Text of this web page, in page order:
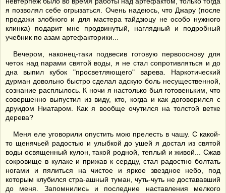
я позволял себе огрызаться. Очень надеюсь, что Джару (после
продажи злобного и для мастера тайдзюцу не особо нужного
клинка) подарит мне продвинутый, наглядный и подробный
учебник по азам артефакторики...
Вечером, наконец-таки подвесив готовую первооснову для
четок над парами святой воды, я не стал сопротивляться и до
дна выпил кубок "просветляющего" варева. Наркотический
дурман довольно быстро сделал адскую боль несущественной,
сознание расплылось. К ночи я настолько был готовеньким, что
совершенно выпустил из виду, кто, когда и как договорился с
друидом Ниатаром. Как я вообще очутился на толстой ветке
дерева?
Меня еле уговорили опустить мою прелесть в чашу. С какой-
то щенячьей радостью и улыбкой до ушей я достал из святой
воды освященный кулон, такой родной, теплый и живой... Сжав
сокровище в кулаке и прижав к сердцу, стал радостно болтать
ногами и пялиться на чистое и яркое звездное небо, под
которым клубился стра-ашный туман, чуть-чуть не достававший
до меня. Запомнились и последние наставления мелкого